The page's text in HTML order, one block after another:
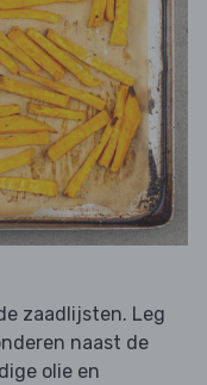
zaadlijsten. Leg
naast de
olie en